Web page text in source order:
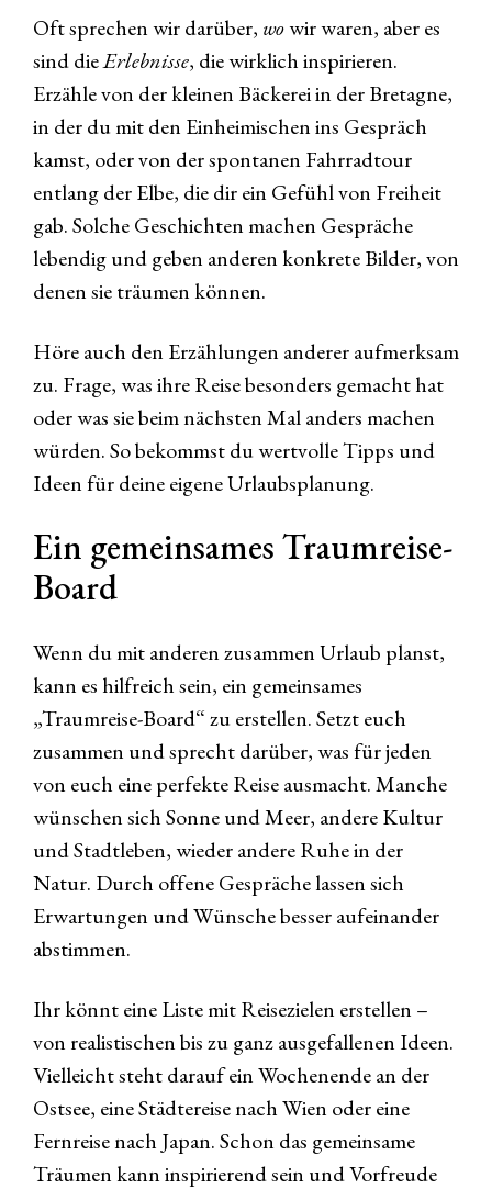
Oft sprechen wir darüber, wowir waren, aber es
sind dieErlebnisse, die wirklich inspirieren.
Erzähle von der kleinen Bäckerei in der Bretagne,
in der du mit den Einheimischen ins Gespräch
kamst, oder von der spontanen Fahrradtour
entlang der Elbe, die dir ein Gefühl von Freiheit
gab. Solche Geschichten machen Gespräche
lebendig und geben anderen konkrete Bilder, von
denen sie träumen können.
Höre auch den Erzählungen anderer aufmerksam
zu. Frage, was ihre Reise besonders gemacht hat
oder was sie beim nächsten Mal anders machen
würden. So bekommst du wertvolle Tipps und
Ideen für deine eigene Urlaubsplanung.
Ein gemeinsames Traumreise-
Board
Wenn du mit anderen zusammen Urlaub planst,
kann es hilfreich sein, ein gemeinsames
„Traumreise-Board“ zu erstellen. Setzt euch
zusammen und sprecht darüber, was für jeden
von euch eine perfekte Reise ausmacht. Manche
wünschen sich Sonne und Meer, andere Kultur
und Stadtleben, wieder andere Ruhe in der
Natur. Durch offene Gespräche lassen sich
Erwartungen und Wünsche besser aufeinander
abstimmen.
Ihr könnt eine Liste mit Reisezielen erstellen –
von realistischen bis zu ganz ausgefallenen Ideen.
Vielleicht steht darauf ein Wochenende an der
Ostsee, eine Städtereise nach Wien oder eine
Fernreise nach Japan. Schon das gemeinsame
Träumen kann inspirierend sein und Vorfreude